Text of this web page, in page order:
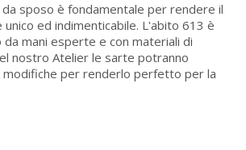
da sposo è fondamentale per rendere il
ed indimenticabile. L'abito 613 è
mani esperte e con materiali di
nostro Atelier le sarte potranno
modifiche per renderlo perfetto per la